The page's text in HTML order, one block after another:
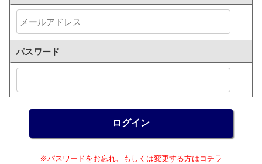
パスワード
※パスワードをお忘れ、もしくは変更する方はコチラ